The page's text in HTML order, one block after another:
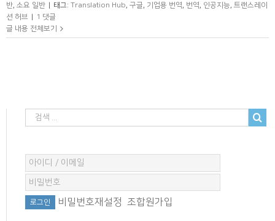
반, 소요 일반 | 태그: Translation Hub, 구글, 기업용 번역, 번역, 인공지능, 트랜스레이
션 허브 |
1 댓글
글 내용 전체보기
비밀번호재설정 조합원가입